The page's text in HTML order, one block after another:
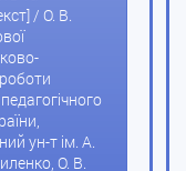
/ О. В.
ун-т ім. А.
О. В.